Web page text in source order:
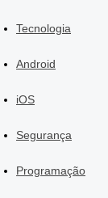
Tecnologia
Android
iOS
Segurança
Programação